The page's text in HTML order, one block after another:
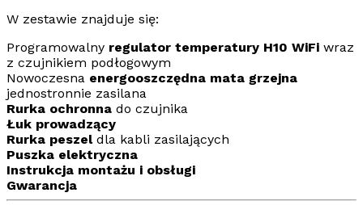
W zestawie znajduje się:
Programowalny regulator temperatury H10 WiFi wraz
z czujnikiem podłogowym
Nowoczesna energooszczędna mata grzejna
jednostronnie zasilana
Rurka ochronna do czujnika
Łuk prowadzący
Rurka peszel dla kabli zasilających
Puszka elektryczna
Instrukcja montażu i obsługi
Gwarancja